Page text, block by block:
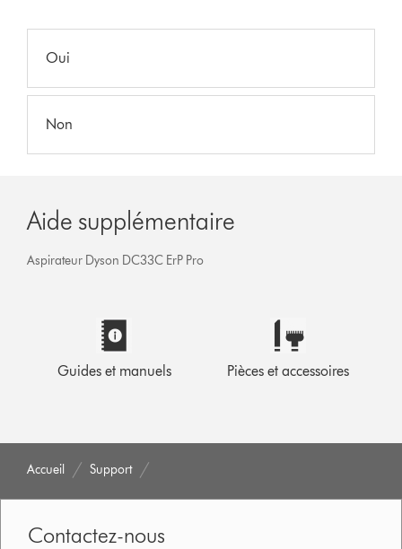
Oui
Non
Aide supplémentaire
Aspirateur Dyson DC33C ErP Pro
Guides et manuels Pièces et accessoires
Accueil Support
Contactez-nous